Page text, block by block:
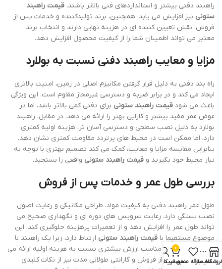
راهبند دفنی بیشتر و استانداردهای فنی بالاتر باشند، قیمت راهبند
ستونی نیز افزایش می یابد. همچنین، برند تولیدکننده و خدمات پس از
فروش، نقش تعیین کننده ای در هزینه نهایی دارند و انتخاب برند
معتبر می تواند اطمینان شما را از کیفیت محصول افزایش دهد.
مزایا و معایب راهبند دفنی نسبت به بولارد
راه بند دفنی به دلیل قرار گرفتن مکانیزم اصلی در زمین، امنیت بالاتری
ایجاد می کند و در برابر ضربه و دسترسی غیرمجاز مقاوم است. این ویژگی
باعث می شود قیمت راهبند ستونی برای دفنی کمی بالاتر باشد، اما در
عوض عمر مفید بیشتر و کارایی بهتر را ارائه می دهد. در مقابل، راهبند
بولارد به دلیل نصب سطحی و دسترسی آسان تر، هزینه اولیه کمتری
دارد، اما ممکن است در محیط های پرتردد مقاومت کمتری نشان دهد.
بنابراین مقایسه مزایا و معایب، کمک می کند تصمیم بهتری با توجه به
نیاز محیط خود بگیرید و قیمت راهبند ستونی واقعی را بسنجید.
بررسی طول عمر و خدمات پس از فروش
طول عمر راهبند دفنی به کیفیت مواد، طراحی مکانیکی و رعایت اصول
نصب بستگی دارد. رعایت سرویس های دوره ای و نگهداری صحیح می
تواند طول عمر را افزایش دهد و از تعمیرات پرهزینه جلوگیری کند. این
موضوع مستقیما با قیمت راهبند ستونی ارتباط دارد، زیرا یک راهبند با
کیفیت و نگهداری مناسب ارزش بیشتری نسبت به هزینه اولیه ارائه می
دهد. خدمات پس از فروش و گارانتی طولانی مدت نیز از نکات کلیدی
سایدبارعلاقه مندی
0
سبد خرید
حساب کاربری من